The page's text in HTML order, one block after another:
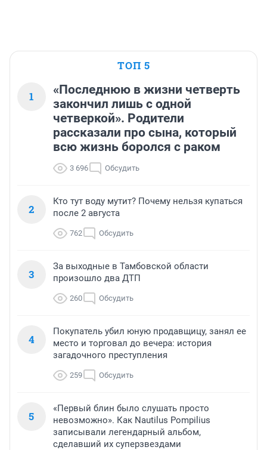
ТОП 5
1
«Последнюю в жизни четверть
закончил лишь с одной
четверкой». Родители
рассказали про сына, который
всю жизнь боролся с раком
3 696 Обсудить
2
Кто тут воду мутит? Почему нельзя купаться
после 2 августа
762 Обсудить
3
За выходные в Тамбовской области
произошло два ДТП
260 Обсудить
4
Покупатель убил юную продавщицу, занял ее
место и торговал до вечера: история
загадочного преступления
259 Обсудить
5
«Первый блин было слушать просто
невозможно». Как Nautilus Pompilius
записывали легендарный альбом,
сделавший их суперзвездами